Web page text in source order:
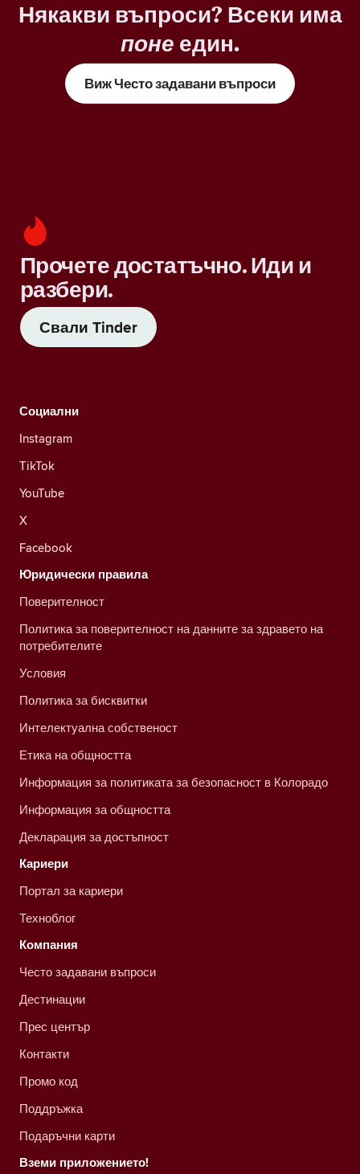
Някакви въпроси? Всеки има
поне един.
Виж Често задавани въпроси
Прочете достатъчно. Иди и
разбери.
Свали Tinder
Социални
Instagram
TikTok
YouTube
X
Facebook
Юридически правила
Поверителност
Политика за поверителност на данните за здравето на
потребителите
Условия
Политика за бисквитки
Интелектуална собственост
Етика на общността
Информация за политиката за безопасност в Колорадо
Информация за общността
Декларация за достъпност
Кариери
Портал за кариери
Техноблог
Компания
Често задавани въпроси
Дестинации
Прес център
Контакти
Промо код
Поддръжка
Подаръчни карти
Вземи приложението!